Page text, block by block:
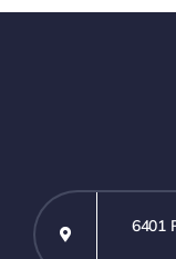
6401